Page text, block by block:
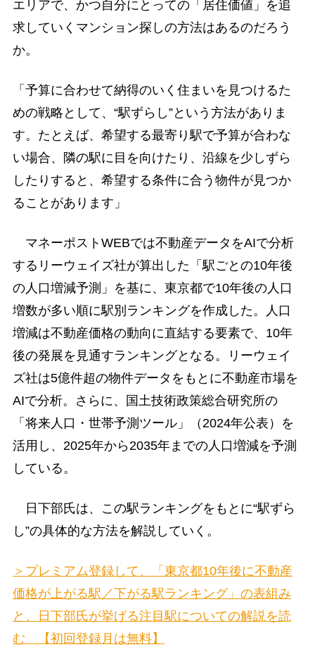
エリアで、かつ自分にとっての「居住価値」を追
求していくマンション探しの方法はあるのだろう
か。
「予算に合わせて納得のいく住まいを見つけるた
めの戦略として、“駅ずらし”という方法がありま
す。たとえば、希望する最寄り駅で予算が合わな
い場合、隣の駅に目を向けたり、沿線を少しずら
したりすると、希望する条件に合う物件が見つか
ることがあります」
マネーポストWEBでは不動産データをAIで分析
するリーウェイズ社が算出した「駅ごとの10年後
の人口増減予測」を基に、東京都で10年後の人口
増数が多い順に駅別ランキングを作成した。人口
増減は不動産価格の動向に直結する要素で、10年
後の発展を見通すランキングとなる。リーウェイ
ズ社は5億件超の物件データをもとに不動産市場を
AIで分析。さらに、国土技術政策総合研究所の
「将来人口・世帯予測ツール」（2024年公表）を
活用し、2025年から2035年までの人口増減を予測
している。
日下部氏は、この駅ランキングをもとに“駅ずら
し”の具体的な方法を解説していく。
＞プレミアム登録して、「東京都10年後に不動産
価格が上がる駅／下がる駅ランキング」の表組み
と、日下部氏が挙げる注目駅についての解説を読
む 【初回登録月は無料】